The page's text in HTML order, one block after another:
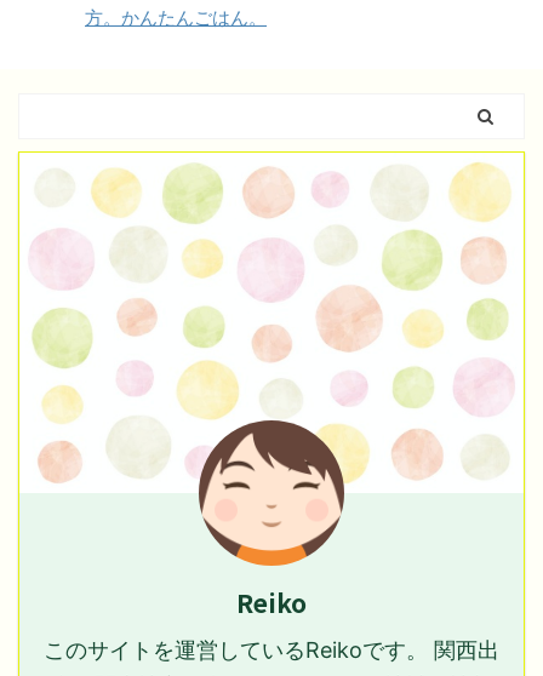
方。かんたんごはん。
Reiko
このサイトを運営しているReikoです。 関西出